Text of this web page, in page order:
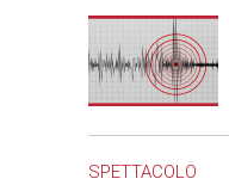
SPETTACOLO